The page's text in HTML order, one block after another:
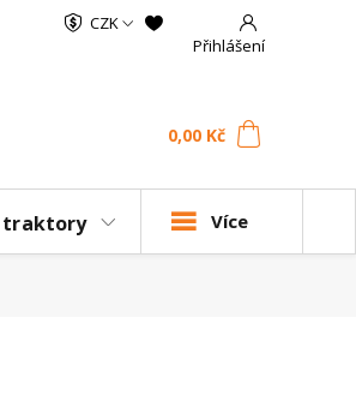
CZK
Přihlášení
0,00 Kč
traktory Více